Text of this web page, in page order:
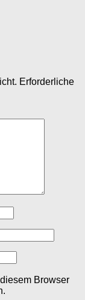
Erforderliche
Browser